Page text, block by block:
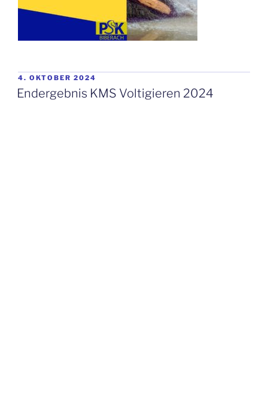
VERÖFFENTLICHT
AM
4. OKTOBER 2024
Endergebnis KMS Voltigieren 2024